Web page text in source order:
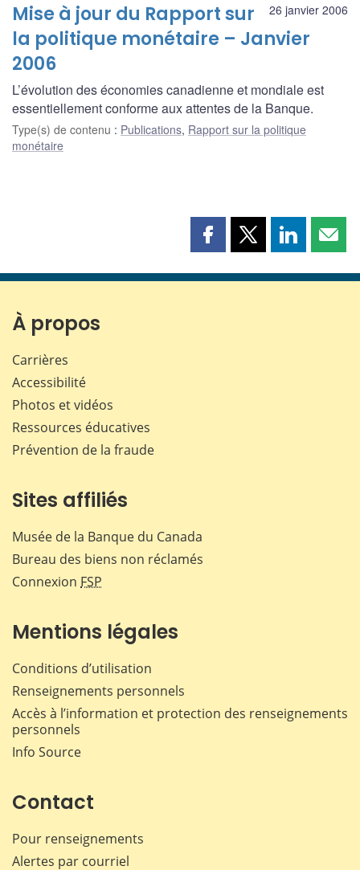
26 janvier 2006
Mise à jour du Rapport sur
la politique monétaire – Janvier
2006
L’évolution des économies canadienne et mondiale est
essentiellement conforme aux attentes de la Banque.
Type(s) de contenu : Publications, Rapport sur la politique
monétaire
Partager
page
Partager
page
Partager
page page
À propos
Carrières
Accessibilité
Photos et vidéos
Ressources éducatives
Prévention de la fraude
Sites affiliés
Musée de la Banque du Canada
Bureau des biens non réclamés
Connexion FSP
Mentions légales
Conditions d’utilisation
Renseignements personnels
Accès à l’information et protection des renseignements
personnels
Info Source
Contact
Pour renseignements
Alertes par courriel